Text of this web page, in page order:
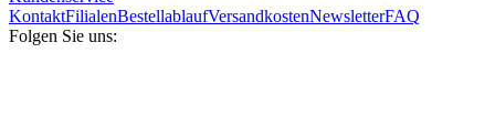
KontaktFilialenBestellablaufVersandkostenNewsletterFAQ
Folgen Sie uns: